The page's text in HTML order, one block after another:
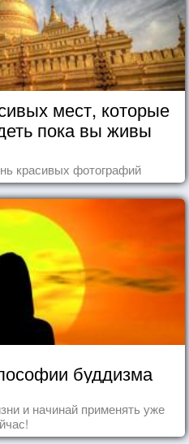
мест, которые
пока вы живы
красивых фотографий
буддизма
и начинай применять уже